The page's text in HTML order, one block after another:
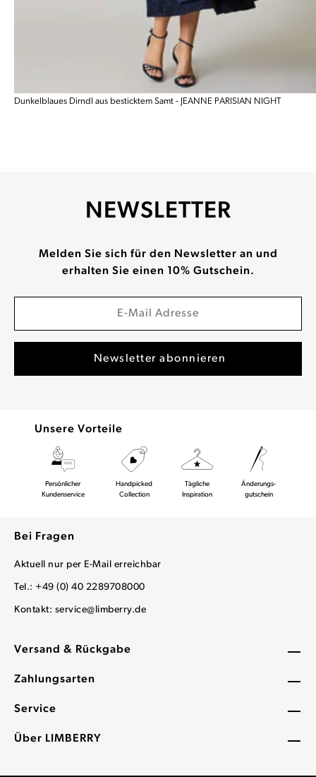
Dunkelblaues Dirndl aus besticktem Samt - JEANNE PARISIAN NIGHT
Versand & Rückgabe
Zahlungsarten
Service
Über LIMBERRY
NEWSLETTER
Melden Sie sich für den Newsletter an und
erhalten Sie einen 10% Gutschein.
Unsere Vorteile
Persönlicher
Kundenservice
Handpicked
Collection
Tägliche
Inspiration
Änderungs-
gutschein
Bei Fragen
Aktuell nur per E-Mail erreichbar
Tel.: +49 (0) 40 2289708000
Kontakt: service@limberry.de